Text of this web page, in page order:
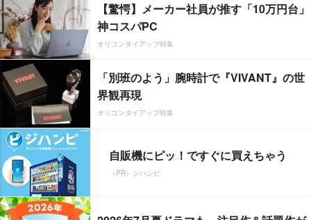
【驚愕】メーカー社員が推す「10万円台」
神コスパPC
オリコンタイアップ特集
「別班のよう」腕時計で『VIVANT』の世
界観再現
オリコンタイアップ特集
自販機にピッ！ですぐに買えちゃう
（PR）ジハンピ